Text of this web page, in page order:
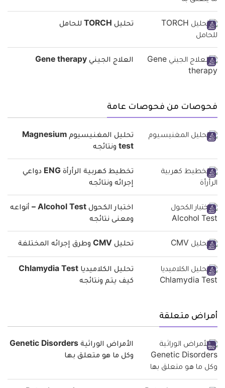
تحليل TORCH للحامل
العلاج الجيني Gene therapy
فحوصات من فحوصات عامة
تحليل المغنيسيوم Magnesium
test ونتائجه
تخطيط كهربية الرأرأة ENG دواعي
إجرائه ونتائجه
اختبار الكحول Alcohol Test – أنواعه
ومعنى نتائجه
تحليل CMV وطرق إجرائه المختلفة
تحليل الكلاميديا Chlamydia Test
كيف يتم ونتائجه
أمراض متعلقة
الأمراض الوراثية Genetic Disorders
وكل ما هو متعلق بها